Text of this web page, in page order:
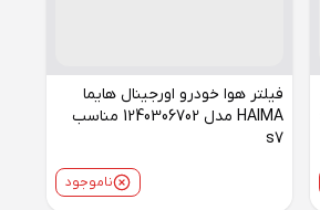
فیلتر هوا خودرو اورجینال هایما
HAIMA مدل 1240306702 مناسب
s7
ناموجود